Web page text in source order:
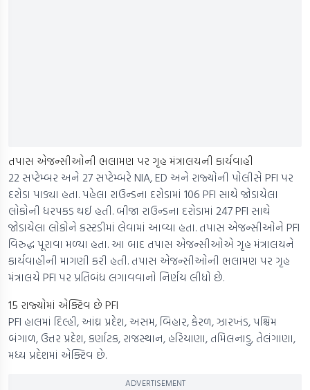
તપાસ એજન્સીઓની ભલામણ પર ગૃહ મંત્રાલયની કાર્યવાહી
22 સપ્ટેમ્બર અને 27 સપ્ટેમ્બરે NIA, ED અને રાજ્યોની પોલીસે PFI પર
દરોડા પાડ્યા હતા. પહેલા રાઉન્ડના દરોડામાં 106 PFI સાથે જોડાયેલા
લોકોની ધરપકડ થઈ હતી. બીજા રાઉન્ડના દરોડામાં 247 PFI સાથે
જોડાયેલા લોકોને કસ્ટડીમાં લેવામાં આવ્યા હતા. તપાસ એજન્સીઓને PFI
વિરુદ્ધ પૂરાવા મળ્યા હતા. આ બાદ તપાસ એજન્સીઓએ ગૃહ મંત્રાલયને
કાર્યવાહીની માગણી કરી હતી. તપાસ એજન્સીઓની ભલામણ પર ગૃહ
મંત્રાલયે PFI પર પ્રતિબંધ લગાવવાનો નિર્ણય લીધો છે.
15 રાજ્યોમાં એક્ટિવ છે PFI
PFI હાલમાં દિલ્હી, આંઘ્ર પ્રદેશ, અસમ, બિહાર, કેરળ, ઝારખંડ, પશ્ચિમ
બંગાળ, ઉત્તર પ્રદેશ, કર્ણાટક, રાજસ્થાન, હરિયાણા, તમિલનાડુ, તેલંગાણા,
મધ્ય પ્રદેશમાં એક્ટિવ છે.
ADVERTISEMENT